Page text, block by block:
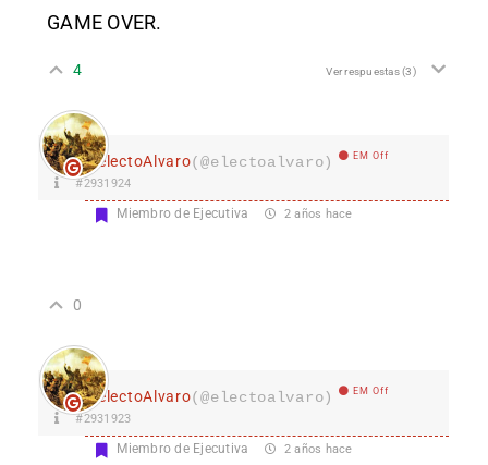
GAME OVER.
4 Ver respuestas(3)
electoAlvaro(@electoalvaro) EM Off
#2931924
Miembro de Ejecutiva 2 años hace
0
electoAlvaro(@electoalvaro) EM Off
#2931923
Miembro de Ejecutiva 2 años hace